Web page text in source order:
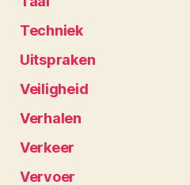
Techniek
Uitspraken
Veiligheid
Verhalen
Verkeer
Vervoer